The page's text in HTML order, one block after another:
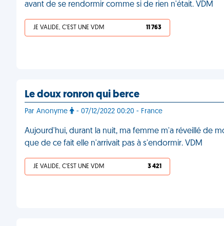
avant de se rendormir comme si de rien n'était. VDM
JE VALIDE, C'EST UNE VDM 11 763
Le doux ronron qui berce
Par Anonyme - 07/12/2022 00:20 - France
Aujourd'hui, durant la nuit, ma femme m'a réveillé de
que de ce fait elle n'arrivait pas à s'endormir. VDM
JE VALIDE, C'EST UNE VDM 3 421